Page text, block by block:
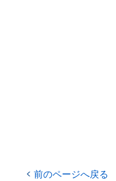
前のページへ戻る